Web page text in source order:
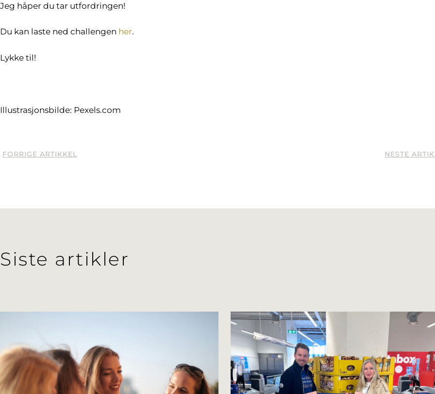
Jeg håper du tar utfordringen!
Du kan laste ned challengen her.
Lykke til!
Illustrasjonsbilde: Pexels.com
FORRIGE ARTIKKEL NESTE
Siste artikler